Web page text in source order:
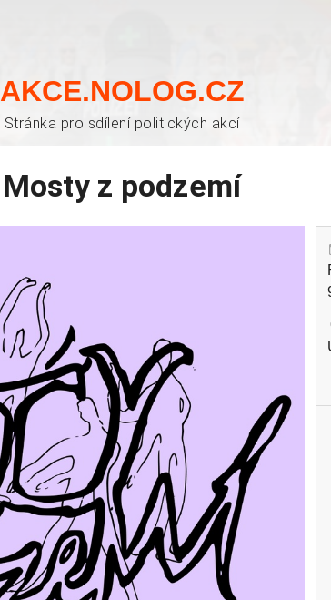
AKCE.NOLOG.CZ
Stránka pro sdílení politických akcí
Mosty z podzemí